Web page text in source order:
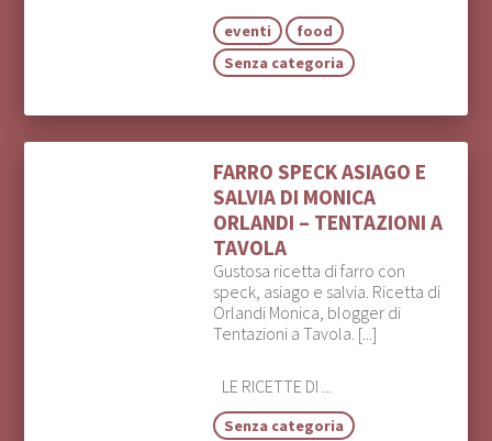
eventi
food
Senza categoria
FARRO SPECK ASIAGO E
SALVIA DI MONICA
ORLANDI – TENTAZIONI A
TAVOLA
Gustosa ricetta di farro con
speck, asiago e salvia. Ricetta di
Orlandi Monica, blogger di
Tentazioni a Tavola. [...]
LE RICETTE DI ...
Senza categoria